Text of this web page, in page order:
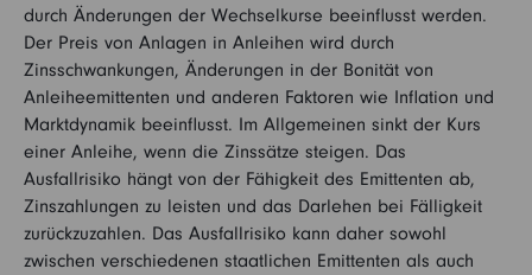
durch Änderungen der Wechselkurse beeinflusst werden.
Der Preis von Anlagen in Anleihen wird durch
Zinsschwankungen, Änderungen in der Bonität von
Anleiheemittenten und anderen Faktoren wie Inflation und
Marktdynamik beeinflusst. Im Allgemeinen sinkt der Kurs
einer Anleihe, wenn die Zinssätze steigen. Das
Ausfallrisiko hängt von der Fähigkeit des Emittenten ab,
Zinszahlungen zu leisten und das Darlehen bei Fälligkeit
zurückzuzahlen. Das Ausfallrisiko kann daher sowohl
zwischen verschiedenen staatlichen Emittenten als auch